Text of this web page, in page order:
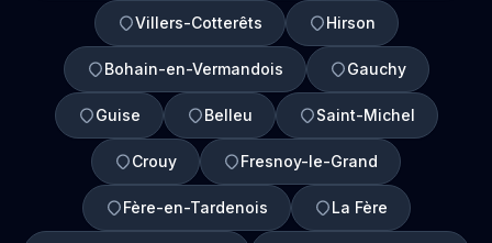
Villers-Cotterêts Hirson
Bohain-en-Vermandois Gauchy
Guise Belleu Saint-Michel
Crouy Fresnoy-le-Grand
Fère-en-Tardenois La Fère